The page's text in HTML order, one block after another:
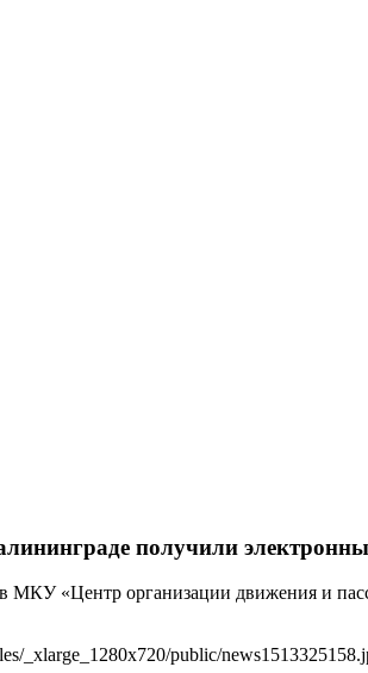
получили
МКУ «Центр организации движения и
_xlarge_1280x720/public/